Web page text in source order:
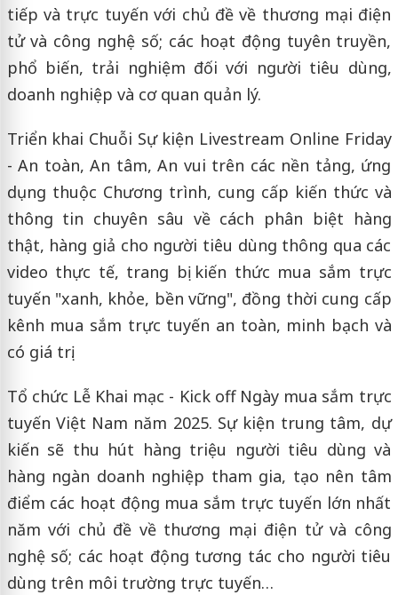
tiếp và trực tuyến với chủ đề về thương mại điện
tử và công nghệ số; các hoạt động tuyên truyền,
phổ biến, trải nghiệm đối với người tiêu dùng,
doanh nghiệp và cơ quan quản lý.
Triển khai Chuỗi Sự kiện Livestream Online Friday
- An toàn, An tâm, An vui trên các nền tảng, ứng
dụng thuộc Chương trình, cung cấp kiến thức và
thông tin chuyên sâu về cách phân biệt hàng
thật, hàng giả cho người tiêu dùng thông qua các
video thực tế, trang bị kiến thức mua sắm trực
tuyến "xanh, khỏe, bền vững", đồng thời cung cấp
kênh mua sắm trực tuyến an toàn, minh bạch và
có giá trị.
Tổ chức Lễ Khai mạc - Kick off Ngày mua sắm trực
tuyến Việt Nam năm 2025. Sự kiện trung tâm, dự
kiến sẽ thu hút hàng triệu người tiêu dùng và
hàng ngàn doanh nghiệp tham gia, tạo nên tâm
điểm các hoạt động mua sắm trực tuyến lớn nhất
năm với chủ đề về thương mại điện tử và công
nghệ số; các hoạt động tương tác cho người tiêu
dùng trên môi trường trực tuyến…